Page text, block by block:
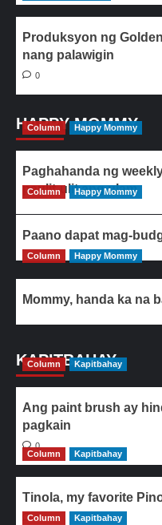
Produksyon ng
nang palawigin
0
HAPPY MOMMY
Column Happy Mommy
Paghahanda ng
paulit-ulit ang ulam
Column Happy Mommy
Paano dapat mag-
Column Happy Mommy
Mommy, handa ka na
KAPITBAHAY
Column Kapitbahay
Ang paint brush ay
pagkain
0
Column
Kapitbahay
Tinola, my favorite
0
Column Kapitbahay